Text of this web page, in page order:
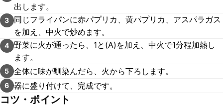
出します。
3
同じフライパンに赤パプリカ、黄パプリカ、アスパラガス
を加え、中火で炒めます。
4 野菜に火が通ったら、1と(A)を加え、中火で1分程加熱し
ます。
5 全体に味が馴染んだら、火から下ろします。
6 器に盛り付けて、完成です。
コツ・ポイント